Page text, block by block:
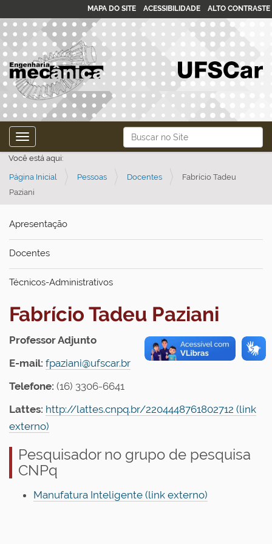
Busca
Busca Avançada…
MAPA DO SITE ACESSIBILIDADE ALTO CONTRASTE
Toggle navigation
Você está aqui:
Página Inicial Pessoas Docentes
Fabrício Tadeu
Paziani
Apresentação
Docentes
Técnicos-Administrativos
Fabrício Tadeu Paziani
Professor Adjunto
E-mail: fpaziani@ufscar.br
Telefone: (16) 3306-6641
Lattes: http://lattes.cnpq.br/2204448761802712 (link
externo)
Pesquisador no grupo de pesquisa
CNPq
Manufatura Inteligente (link externo)